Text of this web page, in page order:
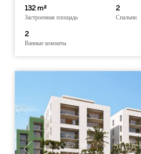
132 m²
Застроенная площадь
2
Спальни
2
Ванные комнаты